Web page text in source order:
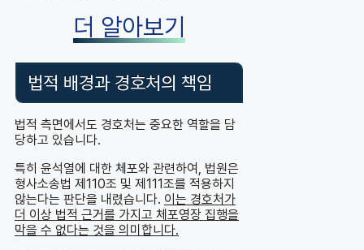
더 알아보기
법적 배경과 경호처의 책임
법적 측면에서도 경호처는 중요한 역할을 담
당하고 있습니다.
특히 윤석열에 대한 체포와 관련하여, 법원은
형사소송법 제110조 및 제111조를 적용하지
않는다는 판단을 내렸습니다. 이는 경호처가
더 이상 법적 근거를 가지고 체포영장 집행을
막을 수 없다는 것을 의미합니다.